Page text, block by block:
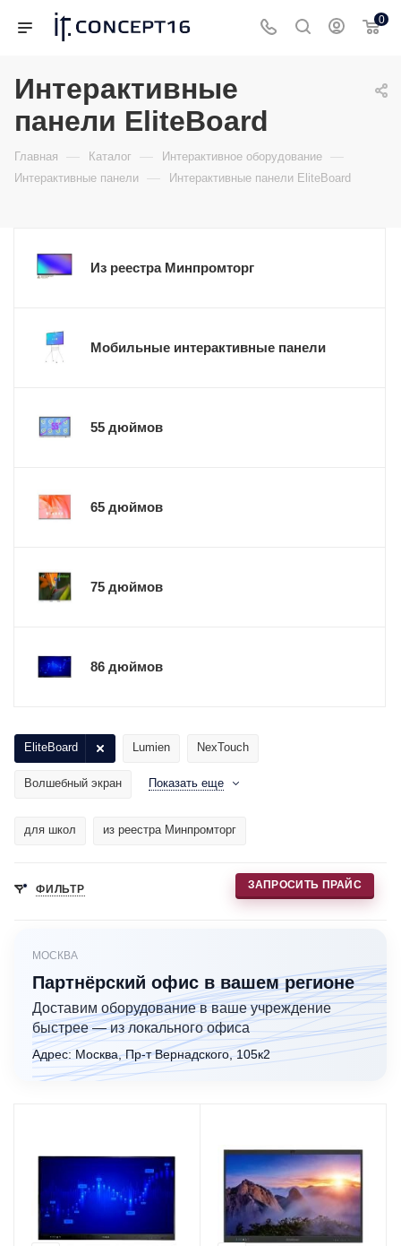
0
Интерактивные
панели EliteBoard
Главная — Каталог — Интерактивное оборудование —
Интерактивные панели — Интерактивные панели EliteBoard
Из реестра Минпромторг
Мобильные интерактивные панели
55 дюймов
65 дюймов
75 дюймов
86 дюймов
Lumien NexTouch
Волшебный экран
EliteBoard
Показать еще
для школ из реестра Минпромторг
ФИЛЬТР ЗАПРОСИТЬ ПРАЙС
МОСКВА
Партнёрский офис в вашем регионе
Доставим оборудование в ваше учреждение
быстрее — из локального офиса
Адрес: Москва, Пр-т Вернадского, 105к2